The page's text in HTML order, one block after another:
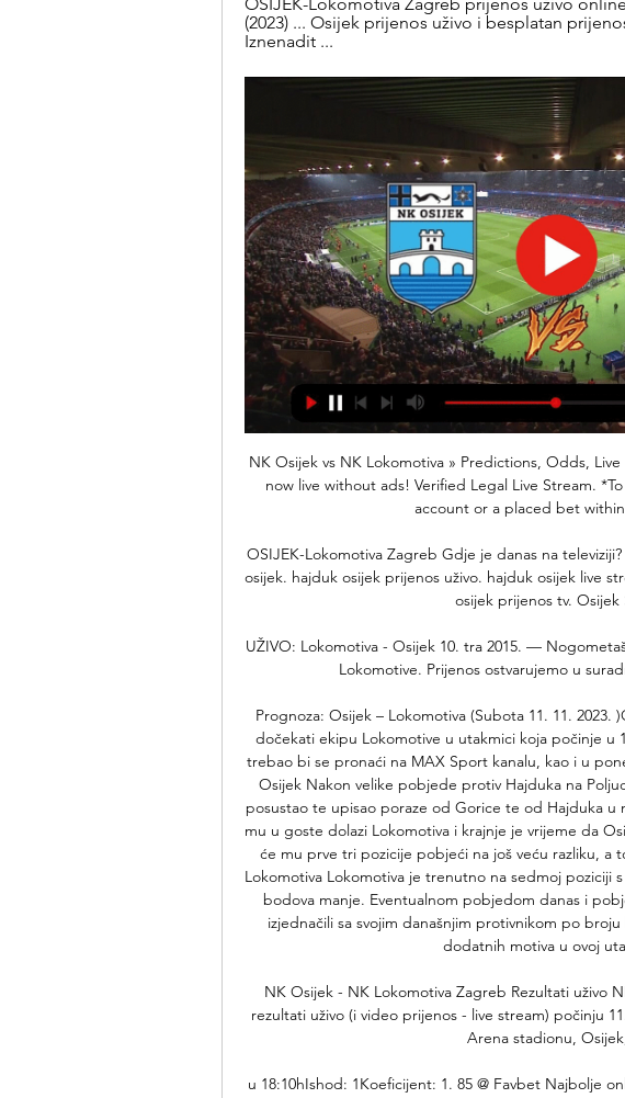
(2023) ... Osijek prijenos uživo i besplatan
Iznenadit ...
NK Osijek vs NK Lokomotiva » Predictions, Odds,
now live without ads! Verified Legal Live Stream.
account or a placed bet
OSIJEK-Lokomotiva Zagreb Gdje je danas na
osijek. hajduk osijek prijenos uživo. hajduk osijek live
osijek prijenos tv.
UŽIVO: Lokomotiva - Osijek 10. tra 2015. —
Lokomotive. Prijenos ostvarujemo u
Prognoza: Osijek – Lokomotiva (Subota 11. 11. 2023.
dočekati ekipu Lokomotive u utakmici koja počinje u
trebao bi se pronaći na MAX Sport kanalu, kao i u
Osijek Nakon velike pobjede protiv Hajduka na
posustao te upisao poraze od Gorice te od Hajduka u
mu u goste dolazi Lokomotiva i krajnje je vrijeme da
će mu prve tri pozicije pobjeći na još veću razliku, a
Lokomotiva Lokomotiva je trenutno na sedmoj poziciji
bodova manje. Eventualnom pobjedom danas i
izjednačili sa svojim današnjim protivnikom po
dodatnih motiva u ovoj
NK Osijek - NK Lokomotiva Zagreb Rezultati uživo
rezultati uživo (i video prijenos - live stream) počinju
Arena stadionu,
u 18:10hIshod: 1Koeficijent: 1. 85 @ Favbet Najbolje